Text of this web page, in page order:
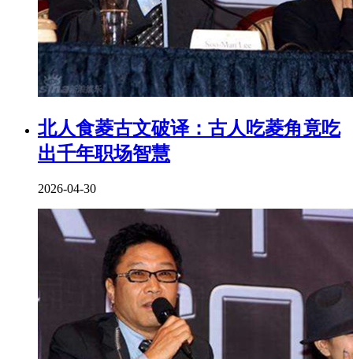
北人食菱古文破译：古人吃菱角竟吃
出千年职场智慧
2026-04-30